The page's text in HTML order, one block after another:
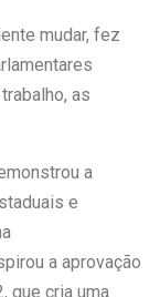
mudar, fez
as
a
e
a aprovação
que cria uma